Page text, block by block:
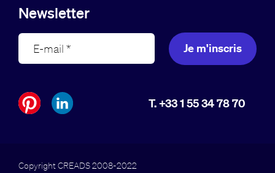
Newsletter
Je m'inscris
T. +33 1 55 34 78 70
Copyright CREADS 2008-2022